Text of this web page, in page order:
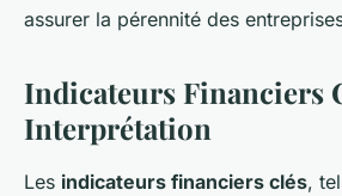
assurer la pérennité des
Indicateurs Financiers
Interprétation
Les indicateurs financiers clés,